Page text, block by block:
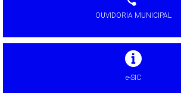
OUVIDORIA MUNICIPAL
e-SIC